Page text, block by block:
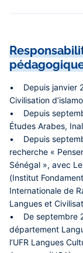
• Depuis janvier
Civilisation
• Depuis
Études Arabes,
• Depuis
recherche «
Sénégal », avec
(Institut
Internationale de
Langues et
• De septembre
département
l’UFR Langues